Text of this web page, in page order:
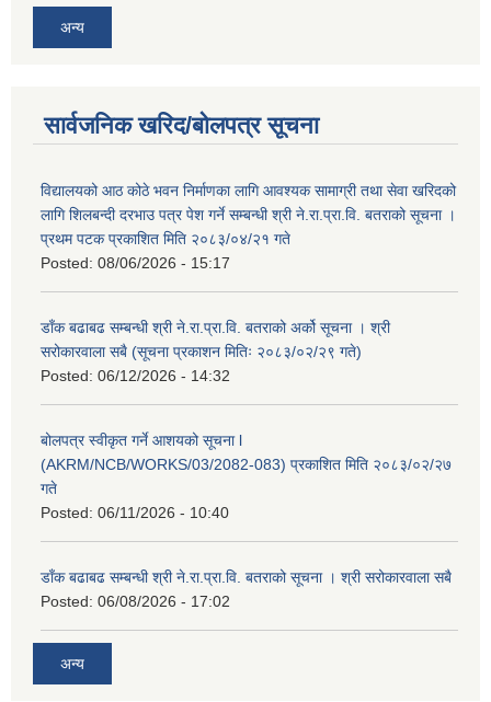
अन्य
सार्वजनिक खरिद/बोलपत्र सूचना
विद्यालयको आठ कोठे भवन निर्माणका लागि आवश्यक सामाग्री तथा सेवा खरिदको
लागि शिलबन्दी दरभाउ पत्र पेश गर्ने सम्बन्धी श्री ने.रा.प्रा.वि. बतराको सूचना ।
प्रथम पटक प्रकाशित मिति २०८३/०४/२१ गते
Posted: 08/06/2026 - 15:17
डाँक बढाबढ सम्बन्धी श्री ने.रा.प्रा.वि. बतराको अर्को सूचना । श्री
सरोकारवाला सबै (सूचना प्रकाशन मितिः २०८३/०२/२९ गते)
Posted: 06/12/2026 - 14:32
बोलपत्र स्वीकृत गर्ने आशयको सूचना l
(AKRM/NCB/WORKS/03/2082-083) प्रकाशित मिति २०८३/०२/२७
गते
Posted: 06/11/2026 - 10:40
डाँक बढाबढ सम्बन्धी श्री ने.रा.प्रा.वि. बतराको सूचना । श्री सरोकारवाला सबै
Posted: 06/08/2026 - 17:02
अन्य